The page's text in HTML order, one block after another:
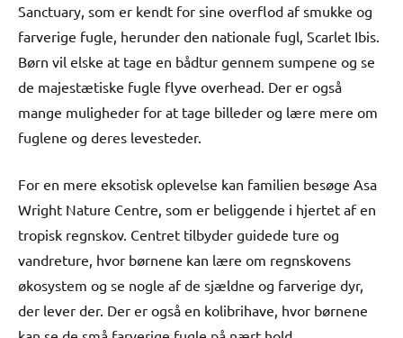
Sanctuary, som er kendt for sine overflod af smukke og
farverige fugle, herunder den nationale fugl, Scarlet Ibis.
Børn vil elske at tage en bådtur gennem sumpene og se
de majestætiske fugle flyve overhead. Der er også
mange muligheder for at tage billeder og lære mere om
fuglene og deres levesteder.
For en mere eksotisk oplevelse kan familien besøge Asa
Wright Nature Centre, som er beliggende i hjertet af en
tropisk regnskov. Centret tilbyder guidede ture og
vandreture, hvor børnene kan lære om regnskovens
økosystem og se nogle af de sjældne og farverige dyr,
der lever der. Der er også en kolibrihave, hvor børnene